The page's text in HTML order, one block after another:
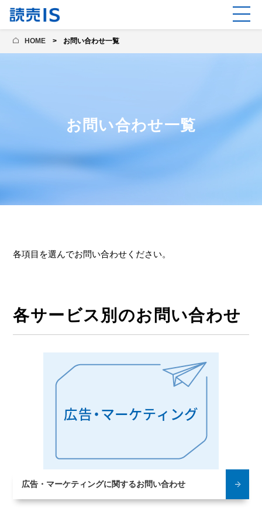
HOME お問い合わせ一覧
お問い合わせ一覧
各項目を選んでお問い合わせください。
各サービス別のお問い合わせ
広告・マーケティングに関するお問い合わせ